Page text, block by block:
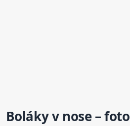
Bolákyv nose– foto